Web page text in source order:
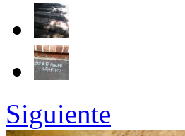
Siguiente